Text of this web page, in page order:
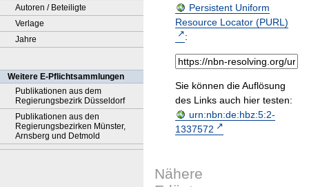
Autoren / Beteiligte
Verlage
Jahre
Weitere E-Pflichtsammlungen
Publikationen aus dem
Regierungsbezirk Düsseldorf
Publikationen aus den
Regierungsbezirken Münster,
Arnsberg und Detmold
Persistent Uniform
Resource Locator (PURL)
:
Sie können die Auflösung
des Links auch hier testen:
urn:nbn:de:hbz:5:2-
1337572
Nähere